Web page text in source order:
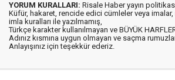
YORUM KURALLARI: Risale Haber yayın
Küfür, hakaret, rencide edici cümleler veya imalar,
imla kuralları ile yazılmamış,
Türkçe karakter kullanılmayan ve BÜYÜK
Adınız kısmına uygun olmayan ve saçma
Anlayışınız için teşekkür ederiz.